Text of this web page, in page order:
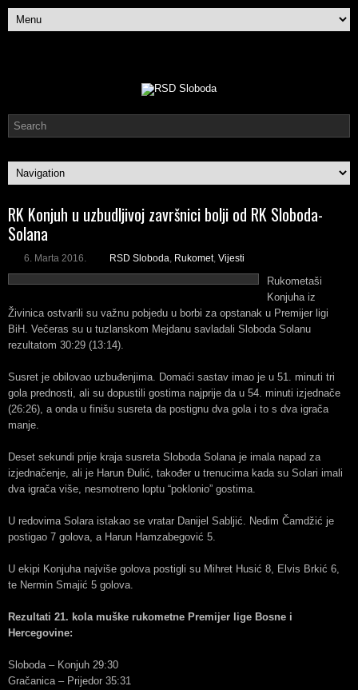
RK Konjuh u uzbudljivoj završnici bolji od RK Sloboda-
Solana
6. Marta 2016. RSD Sloboda, Rukomet, Vijesti
Rukometaši
Konjuha iz
Živinica ostvarili su važnu pobjedu u borbi za opstanak u Premijer ligi
BiH. Večeras su u tuzlanskom Mejdanu savladali Sloboda Solanu
rezultatom 30:29 (13:14).
Susret je obilovao uzbuđenjima. Domaći sastav imao je u 51. minuti tri
gola prednosti, ali su dopustili gostima najprije da u 54. minuti izjednače
(26:26), a onda u finišu susreta da postignu dva gola i to s dva igrača
manje.
Deset sekundi prije kraja susreta Sloboda Solana je imala napad za
izjednačenje, ali je Harun Đulić, također u trenucima kada su Solari imali
dva igrača više, nesmotreno loptu “poklonio” gostima.
U redovima Solara istakao se vratar Danijel Sabljić. Nedim Čamdžić je
postigao 7 golova, a Harun Hamzabegović 5.
U ekipi Konjuha najviše golova postigli su Mihret Husić 8, Elvis Brkić 6,
te Nermin Smajić 5 golova.
Rezultati 21. kola muške rukometne Premijer lige Bosne i
Hercegovine:
Sloboda – Konjuh 29:30
Gračanica – Prijedor 35:31